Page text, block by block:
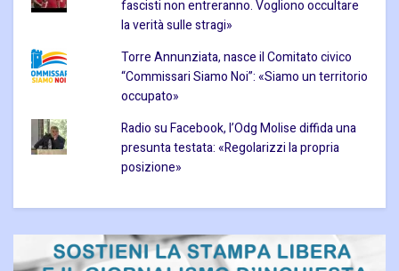
fascisti non entreranno. Vogliono occultare
la verità sulle stragi»
Torre Annunziata, nasce il Comitato civico
“Commissari Siamo Noi”: «Siamo un territorio
occupato»
Radio su Facebook, l’Odg Molise diffida una
presunta testata: «Regolarizzi la propria
posizione»